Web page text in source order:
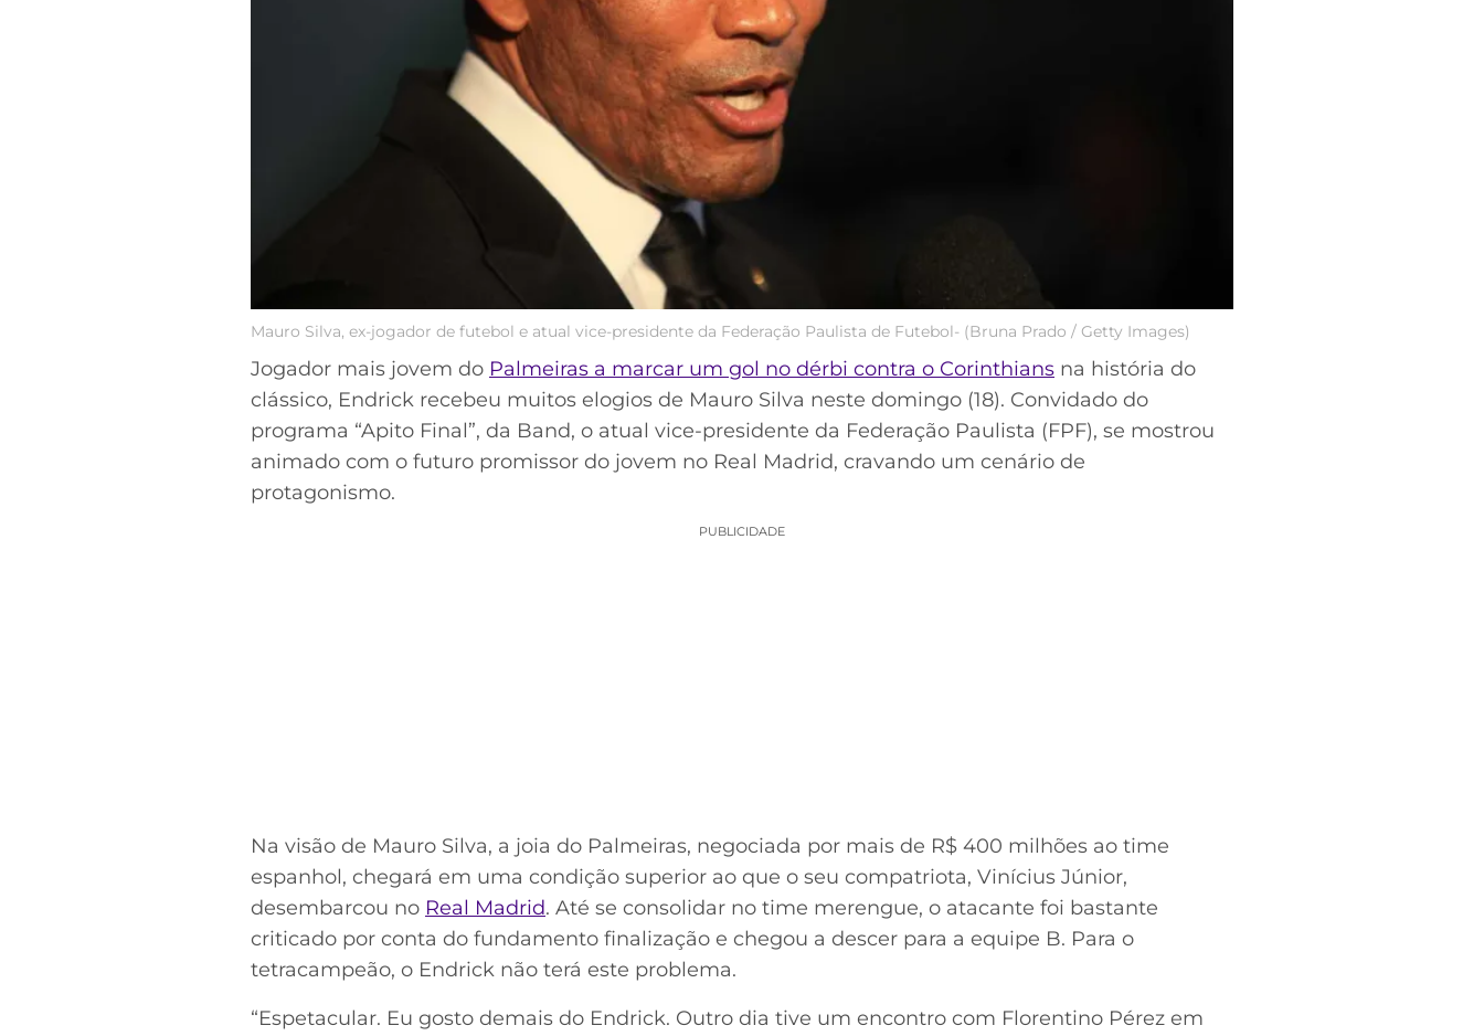
Mauro Silva, ex-jogador de futebol e atual vice-presidente da Federação Paulista de Futebol- (Bruna Prado / Getty Images)
Jogador mais jovem do Palmeiras a marcar um gol no dérbi contra o Corinthians na história do
clássico, Endrick recebeu muitos elogios de Mauro Silva neste domingo (18). Convidado do
programa “Apito Final”, da Band, o atual vice-presidente da Federação Paulista (FPF), se mostrou
animado com o futuro promissor do jovem no Real Madrid, cravando um cenário de
protagonismo.
PUBLICIDADE
Na visão de Mauro Silva, a joia do Palmeiras, negociada por mais de R$ 400 milhões ao time
espanhol, chegará em uma condição superior ao que o seu compatriota, Vinícius Júnior,
desembarcou no Real Madrid. Até se consolidar no time merengue, o atacante foi bastante
criticado por conta do fundamento finalização e chegou a descer para a equipe B. Para o
tetracampeão, o Endrick não terá este problema.
“Espetacular. Eu gosto demais do Endrick. Outro dia tive um encontro com Florentino Pérez em